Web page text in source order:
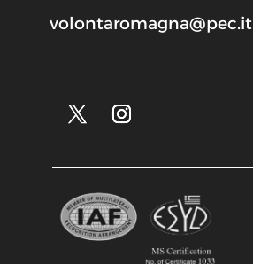
volontaromagna@pec.it